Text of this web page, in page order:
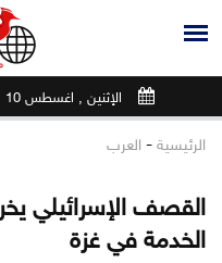
الإثنين , اغسطس 10 , 2026
الرئيسية - العرب
الخدمة في غزة